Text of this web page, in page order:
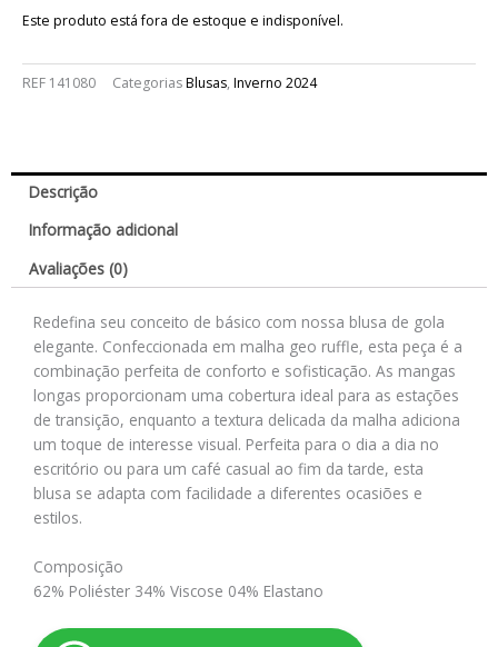
Este produto está fora de estoque e indisponível.
REF 141080 CategoriasBlusas, Inverno 2024
Descrição
Informação adicional
Avaliações (0)
Redefina seu conceito de básico com nossa blusa de gola
elegante. Confeccionada em malha geo ruffle, esta peça é a
combinação perfeita de conforto e sofisticação. As mangas
longas proporcionam uma cobertura ideal para as estações
de transição, enquanto a textura delicada da malha adiciona
um toque de interesse visual. Perfeita para o dia a dia no
escritório ou para um café casual ao fim da tarde, esta
blusa se adapta com facilidade a diferentes ocasiões e
estilos.
Composição
62% Poliéster 34% Viscose 04% Elastano